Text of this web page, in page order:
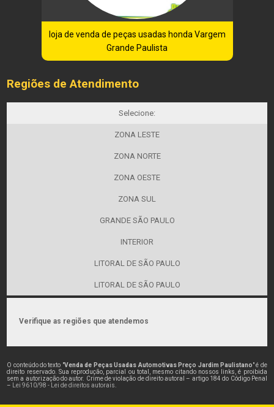
loja de venda de peças usadas honda Vargem
Grande Paulista
Regiões de Atendimento
Selecione:
ZONA LESTE
ZONA NORTE
ZONA OESTE
ZONA SUL
GRANDE SÃO PAULO
INTERIOR
LITORAL DE SÃO PAULO
LITORAL DE SÃO PAULO
Verifique as regiões que atendemos
O conteúdo do texto "Venda de Peças Usadas Automotivas Preço Jardim Paulistano" é de
direito reservado. Sua reprodução, parcial ou total, mesmo citando nossos links, é proibida
sem a autorização do autor. Crime de violação de direito autoral – artigo 184 do Código Penal
–
Lei 9610/98 - Lei de direitos autorais